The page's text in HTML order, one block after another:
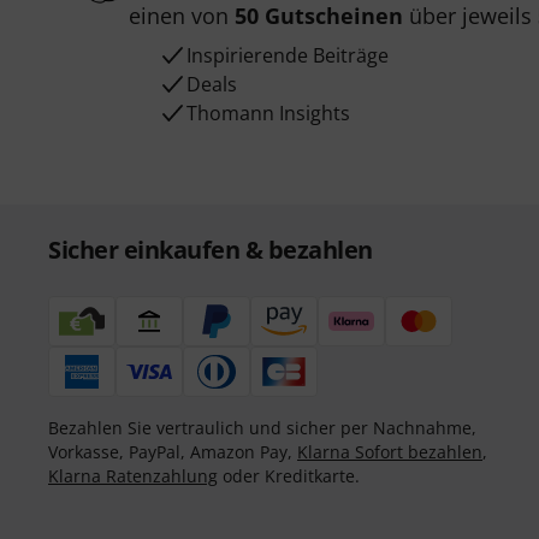
einen von 50 Gutscheinen über jeweils
Inspirierende Beiträge
Deals
Thomann Insights
Sicher einkaufen & bezahlen
Bezahlen Sie vertraulich und sicher per Nachnahme,
Vorkasse, PayPal, Amazon Pay, Klarna Sofort bezahlen,
Klarna Ratenzahlung oder Kreditkarte.